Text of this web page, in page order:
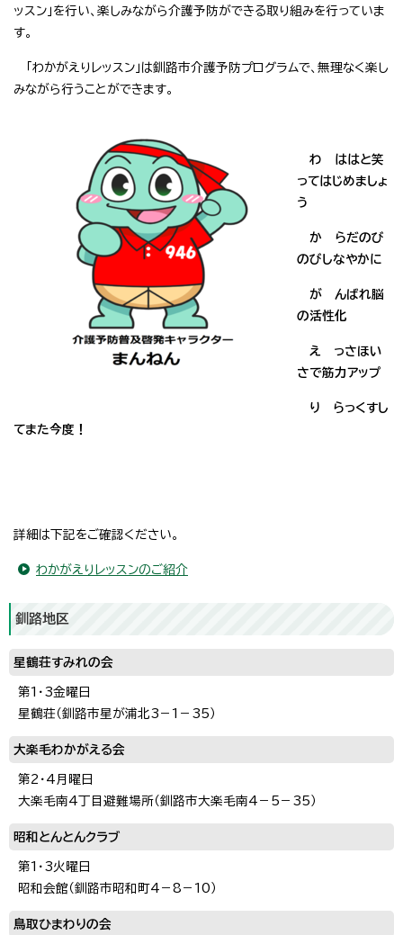
ッスン」を行い、楽しみながら介護予防ができる取り組みを行っていま
す。
「わかがえりレッスン」は釧路市介護予防プログラムで、無理なく楽し
みながら行うことができます。
わ ははと笑
ってはじめましょ
う
か らだのび
のびしなやかに
が んばれ脳
の活性化
え っさほい
さで筋力アップ
り らっくすし
てまた今度！
詳細は下記をご確認ください。
わかがえりレッスンのご紹介
釧路地区
星鶴荘すみれの会
第1・3金曜日
星鶴荘（釧路市星が浦北3－1－35）
大楽毛わかがえる会
第2・4月曜日
大楽毛南4丁目避難場所（釧路市大楽毛南4－5－35）
昭和とんとんクラブ
第1・3火曜日
昭和会館（釧路市昭和町4－8－10）
鳥取ひまわりの会